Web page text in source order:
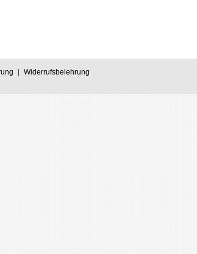
Widerrufsbelehrung